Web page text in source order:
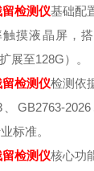
检测仪基础配
摸液晶屏，
展至128G）。
检测仪检测依
GB2763-
标准。
检测仪核心功